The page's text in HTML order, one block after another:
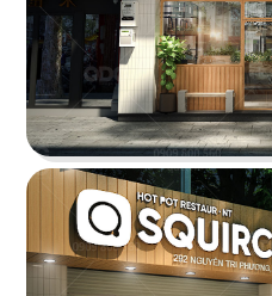
TIN
HỆ
THE STREET
The Street được dựa
đáo, xen lẫn hơi thở
vẻ đẹp Việt Nam đặc
Chi